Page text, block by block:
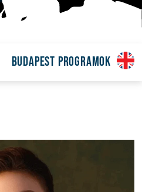
Budapest programok